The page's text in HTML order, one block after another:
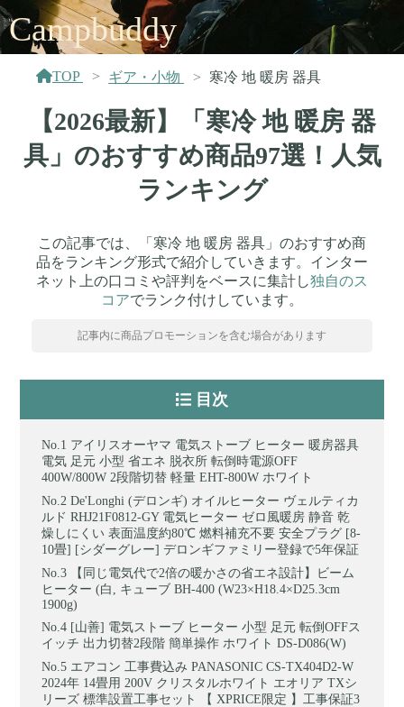
Campbuddy
TOP ギア・小物 寒冷 地 暖房 器具
【2026最新】「寒冷 地 暖房 器
具」のおすすめ商品97選！人気
ランキング
この記事では、「寒冷 地 暖房 器具」のおすすめ商
品をランキング形式で紹介していきます。インター
ネット上の口コミや評判をベースに集計し独自のス
コアでランク付けしています。
記事内に商品プロモーションを含む場合があります
目次
アイリスオーヤマ 電気ストーブ ヒーター 暖房器具
電気 足元 小型 省エネ 脱衣所 転倒時電源OFF
400W/800W 2段階切替 軽量 EHT-800W ホワイト
De'Longhi (デロンギ) オイルヒーター ヴェルティカ
ルド RHJ21F0812-GY 電気ヒーター ゼロ風暖房 静音 乾
燥しにくい 表面温度約80℃ 燃料補充不要 安全プラグ [8-
10畳] [シダーグレー] デロンギファミリー登録で5年保証
【同じ電気代で2倍の暖かさの省エネ設計】ビーム
ヒーター (白, キューブ BH-400 (W23×H18.4×D25.3cm
1900g)
[山善] 電気ストーブ ヒーター 小型 足元 転倒OFFス
イッチ 出力切替2段階 簡単操作 ホワイト DS-D086(W)
エアコン 工事費込み PANASONIC CS-TX404D2-W
2024年 14畳用 200V クリスタルホワイト エオリア TXシ
リーズ 標準設置工事セット 【 XPRICE限定 】工事保証3